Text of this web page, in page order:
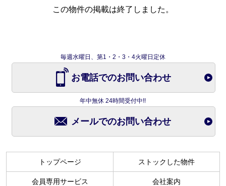
この物件の掲載は終了しました。
毎週水曜日、第1・2・3・4火曜日定休
お電話でのお問い合わせ
年中無休 24時間受付中!!
メールでのお問い合わせ
トップページ ストックした物件
会員専用サービス 会社案内